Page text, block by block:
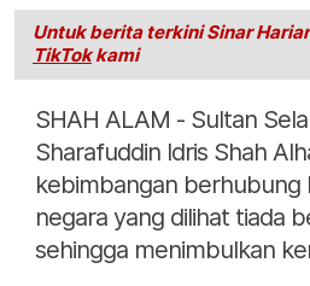
Untuk berita terkini Sinar
TikTokkami
SHAH ALAM - Sultan
Sharafuddin Idris Shah
kebimbangan berhubung
negara yang dilihat tiada
sehingga menimbulkan